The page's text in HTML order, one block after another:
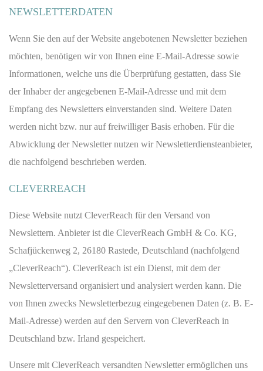
NEWSLETTER­DATEN
Wenn Sie den auf der Website angebotenen Newsletter beziehen
möchten, benötigen wir von Ihnen eine E-Mail-Adresse sowie
Informationen, welche uns die Überprüfung gestatten, dass Sie
der Inhaber der angegebenen E-Mail-Adresse und mit dem
Empfang des Newsletters einverstanden sind. Weitere Daten
werden nicht bzw. nur auf freiwilliger Basis erhoben. Für die
Abwicklung der Newsletter nutzen wir Newsletterdiensteanbieter,
die nachfolgend beschrieben werden.
CLEVERREACH
Diese Website nutzt CleverReach für den Versand von
Newslettern. Anbieter ist die CleverReach GmbH & Co. KG,
Schafjückenweg 2, 26180 Rastede, Deutschland (nachfolgend
„CleverReach“). CleverReach ist ein Dienst, mit dem der
Newsletterversand organisiert und analysiert werden kann. Die
von Ihnen zwecks Newsletterbezug eingegebenen Daten (z. B. E-
Mail-Adresse) werden auf den Servern von CleverReach in
Deutschland bzw. Irland gespeichert.
Unsere mit CleverReach versandten Newsletter ermöglichen uns